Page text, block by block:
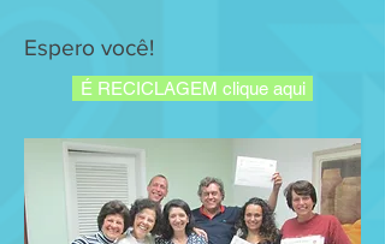
Espero você!
É RECICLAGEM clique aqui